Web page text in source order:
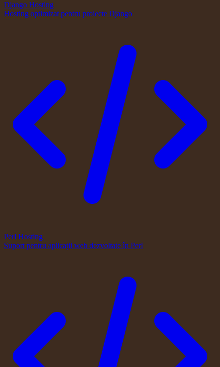
Django Hosting
Hosting optimizat pentru proiecte Django
Perl Hosting
Suport pentru aplicații web dezvoltate în Perl